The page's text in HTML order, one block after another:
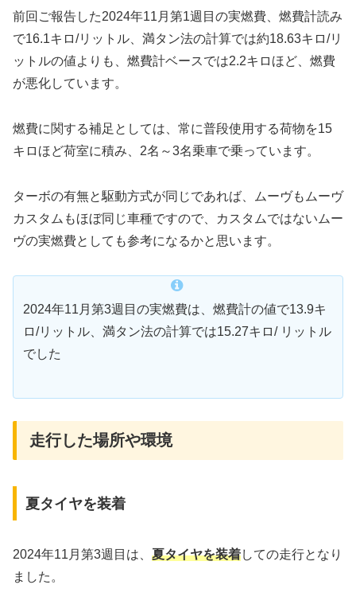
前回ご報告した2024年11月第1週目の実燃費、燃費計読み
で16.1キロ/リットル、満タン法の計算では約18.63キロ/リ
ットルの値よりも、燃費計ベースでは2.2キロほど、燃費
が悪化しています。
燃費に関する補足としては、常に普段使用する荷物を15
キロほど荷室に積み、2名～3名乗車で乗っています。
ターボの有無と駆動方式が同じであれば、ムーヴもムーヴ
カスタムもほぼ同じ車種ですので、カスタムではないムー
ヴの実燃費としても参考になるかと思います。
2024年11月第3週目の実燃費は、燃費計の値で13.9キ
ロ/リットル、満タン法の計算では15.27キロ/ リットル
でした
走行した場所や環境
夏タイヤを装着
2024年11月第3週目は、 夏タイヤを装着しての走行となり
ました。